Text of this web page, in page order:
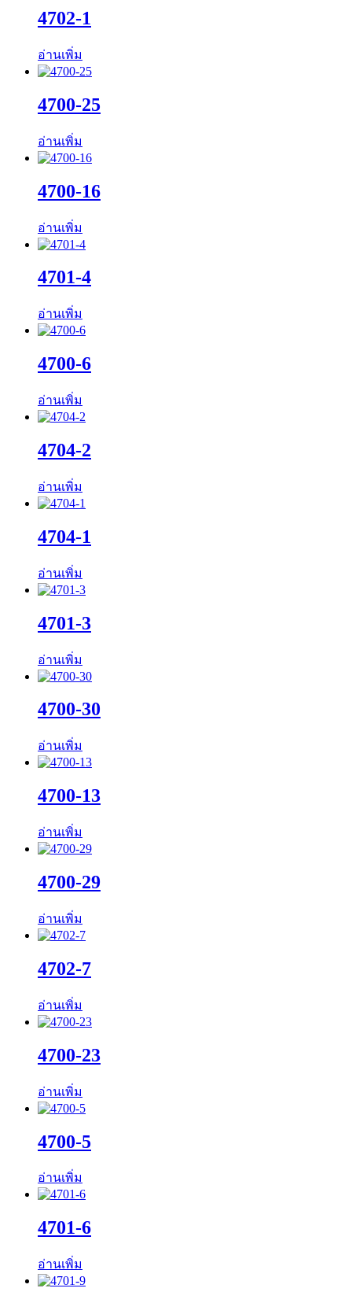
4702-1
อ่านเพิ่ม
4700-25
อ่านเพิ่ม
4700-16
อ่านเพิ่ม
4701-4
อ่านเพิ่ม
4700-6
อ่านเพิ่ม
4704-2
อ่านเพิ่ม
4704-1
อ่านเพิ่ม
4701-3
อ่านเพิ่ม
4700-30
อ่านเพิ่ม
4700-13
อ่านเพิ่ม
4700-29
อ่านเพิ่ม
4702-7
อ่านเพิ่ม
4700-23
อ่านเพิ่ม
4700-5
อ่านเพิ่ม
4701-6
อ่านเพิ่ม